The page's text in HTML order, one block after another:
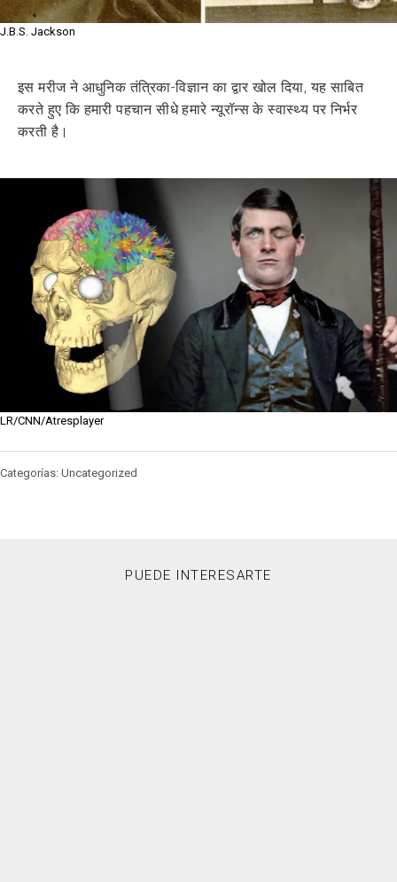
J.B.S. Jackson
इस मरीज ने आधुनिक तंत्रिका-विज्ञान का द्वार खोल दिया, यह साबित
करते हुए कि हमारी पहचान सीधे हमारे न्यूरॉन्स के स्वास्थ्य पर निर्भर
करती है।
LR/CNN/Atresplayer
Categorías: Uncategorized
PUEDE INTERESARTE